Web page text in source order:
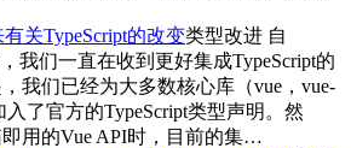
关TypeScript的改变类型改进 自
我们一直在收到更好集成TypeScript的
我们已经为大多数核心库（vue，vue-
入了官方的TypeScript类型声明。然
用的Vue API时，目前的集…